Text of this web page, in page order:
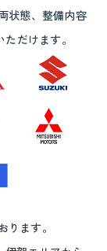
状態、整備内容
だけます。
ます。